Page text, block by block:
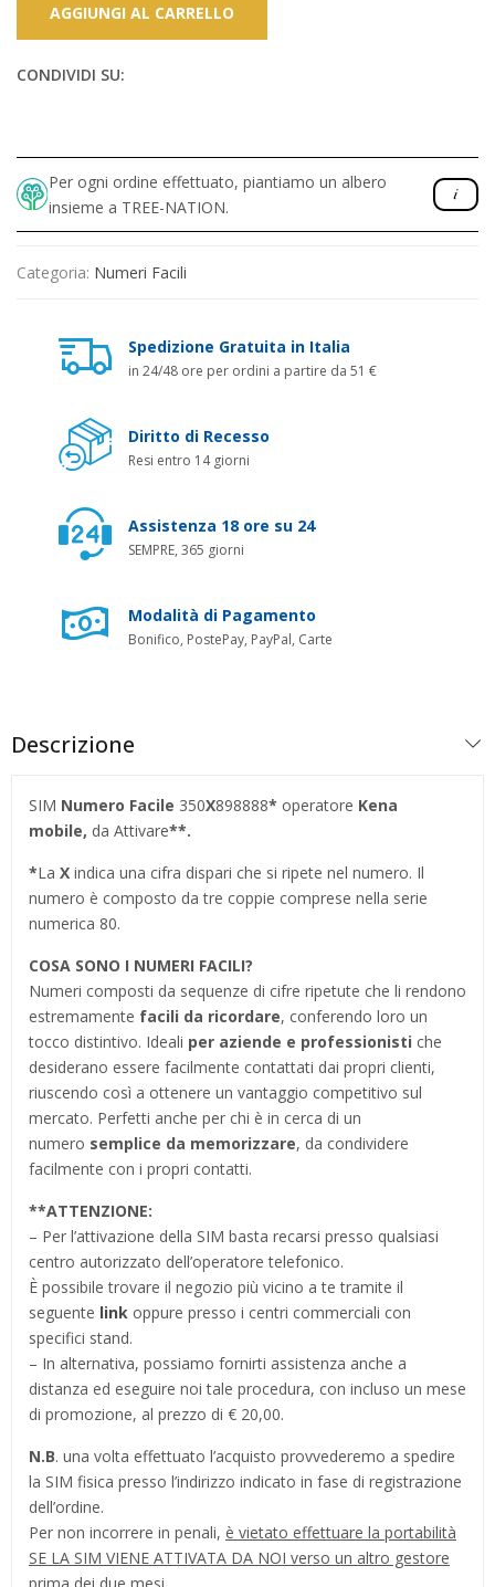
AGGIUNGI AL CARRELLO
CONDIVIDI SU:
Per ogni ordine effettuato, piantiamo un albero
insieme a TREE-NATION.
Categoria: Numeri Facili
Spedizione Gratuita in Italia
in 24/48 ore per ordini a partire da 51 €
Diritto di Recesso
Resi entro 14 giorni
Assistenza 18 ore su 24
SEMPRE, 365 giorni
Modalità di Pagamento
Bonifico, PostePay, PayPal, Carte
Descrizione
SIM Numero Facile 350X898888* operatore Kena
mobile, da Attivare**.
*La X indica una cifra dispari che si ripete nel numero. Il
numero è composto da tre coppie comprese nella serie
numerica 80.
COSA SONO I NUMERI FACILI?
Numeri composti da sequenze di cifre ripetute che li rendono
estremamente facili da ricordare, conferendo loro un
tocco distintivo. Ideali per aziende e professionisti che
desiderano essere facilmente contattati dai propri clienti,
riuscendo così a ottenere un vantaggio competitivo sul
mercato. Perfetti anche per chi è in cerca di un
numero semplice da memorizzare, da condividere
facilmente con i propri contatti.
**ATTENZIONE:
– Per l’attivazione della SIM basta recarsi presso qualsiasi
centro autorizzato dell’operatore telefonico.
È possibile trovare il negozio più vicino a te tramite il
seguente link oppure presso i centri commerciali con
specifici stand.
– In alternativa, possiamo fornirti assistenza anche a
distanza ed eseguire noi tale procedura, con incluso un mese
di promozione, al prezzo di € 20,00.
N.B. una volta effettuato l’acquisto provvederemo a spedire
la SIM fisica presso l’indirizzo indicato in fase di registrazione
dell’ordine.
Per non incorrere in penali, è vietato effettuare la portabilità
SE LA SIM VIENE ATTIVATA DA NOI verso un altro gestore